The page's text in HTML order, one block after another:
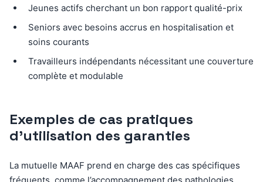
Jeunes actifs cherchant un bon rapport qualité-prix
Seniors avec besoins accrus en hospitalisation et
soins courants
Travailleurs indépendants nécessitant une couverture
complète et modulable
Exemples de cas pratiques
d’utilisation des garanties
La mutuelle MAAF prend en charge des cas spécifiques